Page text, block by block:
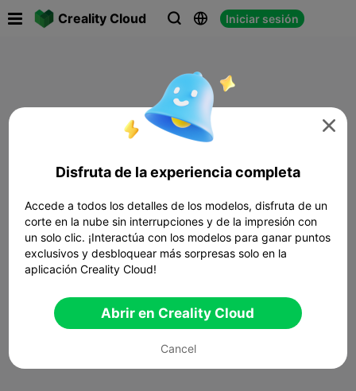
Creality Cloud   Iniciar sesión

Disfruta de la experiencia completa
Accede a todos los detalles de los modelos, disfruta de un
corte en la nube sin interrupciones y de la impresión con
un solo clic. ¡Interactúa con los modelos para ganar puntos
exclusivos y desbloquear más sorpresas solo en la
aplicación Creality Cloud!
Abrir en Creality Cloud
Cancel